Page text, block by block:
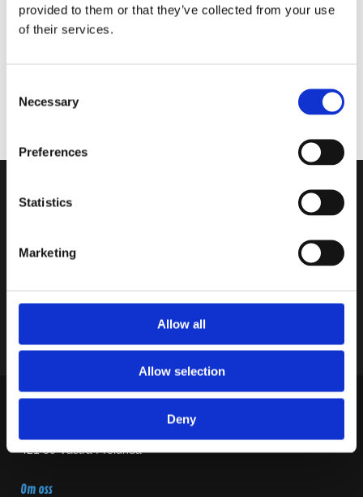
provided to them or that they’ve collected from your use
of their services.
Selection
Necessary
Preferences
Statistics
Marketing
Allow all
Allow selection
Deny
ISO kabeladapter för Chrysler / Dodge /
Jeep / Lancia / Mitsubishi / VW
Köp
421 30 Västra Frölunda
Om oss